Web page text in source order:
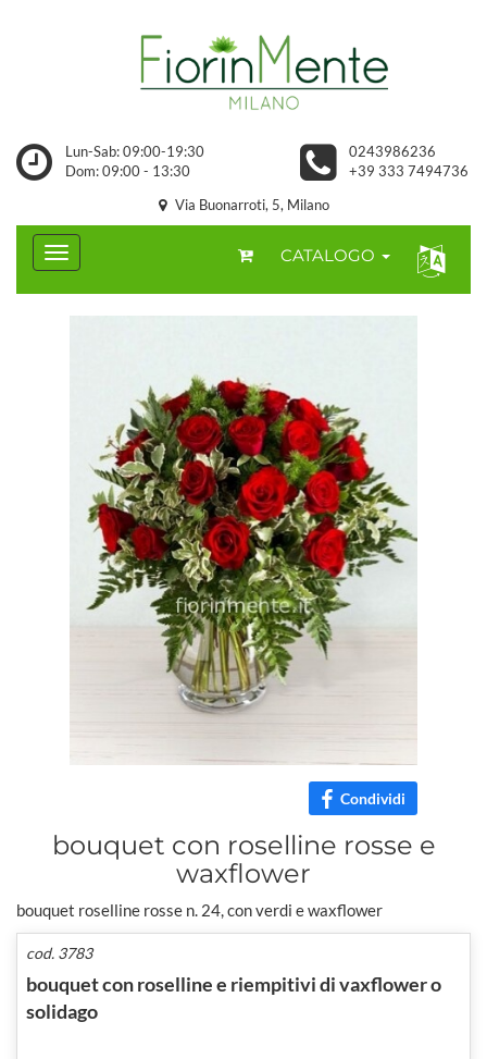
Lun-Sab: 09:00-19:30
Dom: 09:00 - 13:30
0243986236
+39 333 7494736
Via Buonarroti, 5, Milano
CATALOGO
Condividi
bouquet con roselline rosse e
waxflower
bouquet roselline rosse n. 24, con verdi e waxflower
cod. 3783
bouquet con roselline e riempitivi di vaxflower o
solidago